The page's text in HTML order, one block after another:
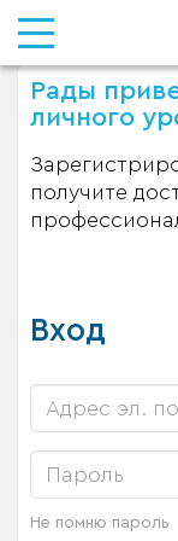
Рады
личного
получите
Вход
Не помню пароль